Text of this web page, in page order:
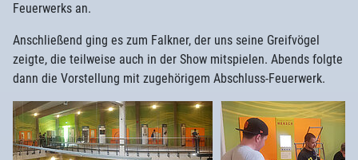
Feuerwerks an.
Anschließend ging es zum Falkner, der uns seine Greifvögel
zeigte, die teilweise auch in der Show mitspielen. Abends folgte
dann die Vorstellung mit zugehörigem Abschluss-Feuerwerk.